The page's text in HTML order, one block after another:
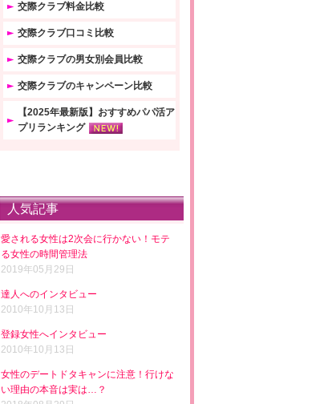
交際クラブ料金比較
交際クラブ口コミ比較
交際クラブの男女別会員比較
交際クラブのキャンペーン比較
【2025年最新版】おすすめパパ活ア
プリランキング
人気記事
愛される女性は2次会に行かない！モテ
る女性の時間管理法
2019年05月29日
達人へのインタビュー
2010年10月13日
登録女性へインタビュー
2010年10月13日
女性のデートドタキャンに注意！行けな
い理由の本音は実は…？